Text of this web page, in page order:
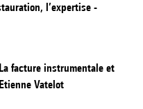
l’expertise -
facture instrumentale et
Vatelot